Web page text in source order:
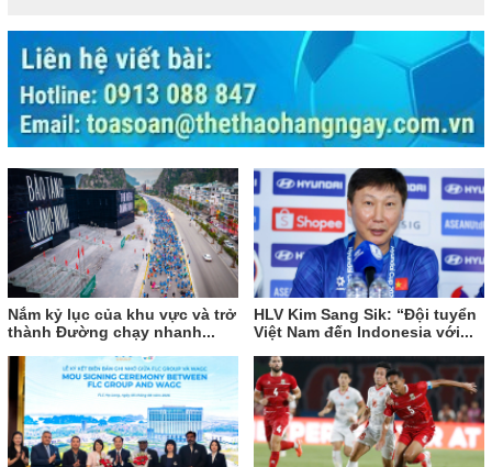
Nắm kỷ lục của khu vực và trở
thành Đường chạy nhanh...
HLV Kim Sang Sik: “Đội tuyển
Việt Nam đến Indonesia với...